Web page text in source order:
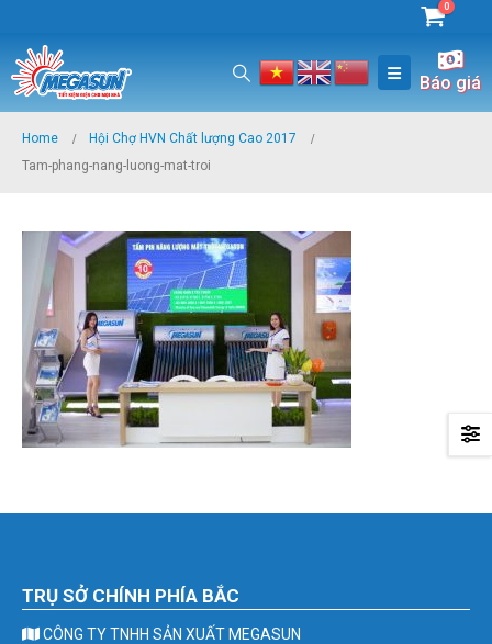
0
Báo giá
Home
Hội Chợ HVN Chất lượng Cao 2017
Tam-phang-nang-luong-mat-troi
TRỤ SỞ CHÍNH PHÍA BẮC
CÔNG TY TNHH SẢN XUẤT MEGASUN